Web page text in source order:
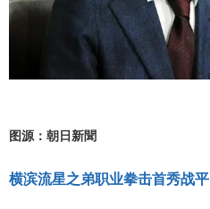
图源：朝日新聞
横滨流星之弟职业拳击首秀战平